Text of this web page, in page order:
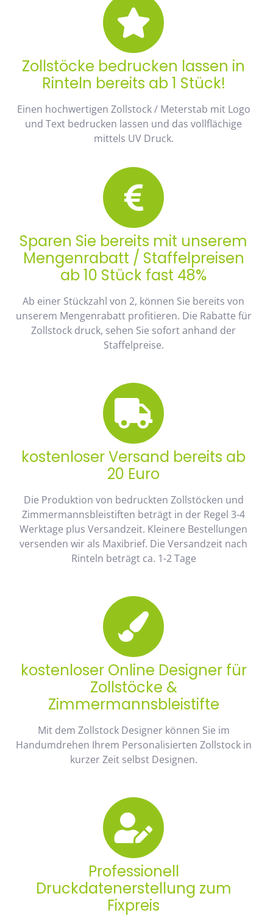
Zollstöcke bedrucken lassen in
Rinteln bereits ab 1 Stück!
Einen hochwertigen Zollstock / Meterstab mit Logo
und Text bedrucken lassen und das vollflächige
mittels UV Druck.
Sparen Sie bereits mit unserem
Mengenrabatt / Staffelpreisen
ab 10 Stück fast 48%
Ab einer Stückzahl von 2, können Sie bereits von
unserem Mengenrabatt profitieren. Die Rabatte für
Zollstock druck, sehen Sie sofort anhand der
Staffelpreise.
kostenloser Versand bereits ab
20 Euro
Die Produktion von bedruckten Zollstöcken und
Zimmermannsbleistiften beträgt in der Regel 3-4
Werktage plus Versandzeit. Kleinere Bestellungen
versenden wir als Maxibrief. Die Versandzeit nach
Rinteln beträgt ca. 1-2 Tage
kostenloser Online Designer für
Zollstöcke &
Zimmermannsbleistifte
Mit dem Zollstock Designer können Sie im
Handumdrehen Ihrem Personalisierten Zollstock in
kurzer Zeit selbst Designen.
Professionell
Druckdatenerstellung zum
Fixpreis